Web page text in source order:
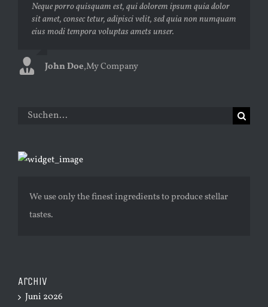
Neque porro quisquam est, qui dolorem ipsum quia dolor
sit amet, consec tetur, adipisci velit, sed quia non numquam
eius modi tempora voluptas amets unser.
John Doe,My Company
Aliquam erat volutpat. Quisque at est id ligula facilisis
laoreet eget pulvinar nibh. Suspendisse at ultrices dui.
Curabitur ac felis arcu sadips ipsums fugiats nemis.
Luke Beck,Theme Fusion
Suche
We use only the finest ingredients to produce stellar
tastes.
Archiv
Juni 2026